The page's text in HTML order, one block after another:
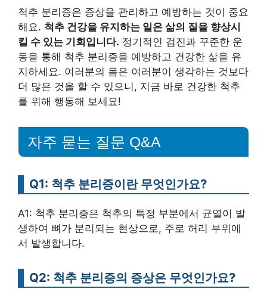
척추 분리증은 증상을 관리하고 예방하는 것이 중요
해요. 척추 건강을 유지하는 일은 삶의 질을 향상시
킬 수 있는 기회입니다. 정기적인 검진과 꾸준한 운
동을 통해 척추 분리증을 예방하고 건강한 삶을 유
지하세요. 여러분의 몸은 여러분이 생각하는 것보다
더 많은 것을 할 수 있으니, 지금 바로 건강한 척추
를 위해 행동해 보세요!
자주 묻는 질문 Q&A
Q1: 척추 분리증이란 무엇인가요?
A1: 척추 분리증은 척추의 특정 부분에서 균열이 발
생하여 뼈가 분리되는 현상으로, 주로 허리 부위에
서 발생합니다.
Q2: 척추 분리증의 증상은 무엇인가요?